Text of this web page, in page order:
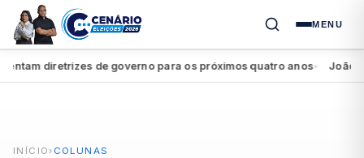
MENU
diretrizes de governo para os próximos quatro anos● João
INÍCIO › COLUNAS